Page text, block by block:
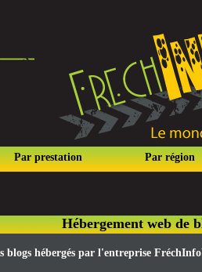
Par prestation Par région
Hébergement web de
blogs hébergés par l'entreprise